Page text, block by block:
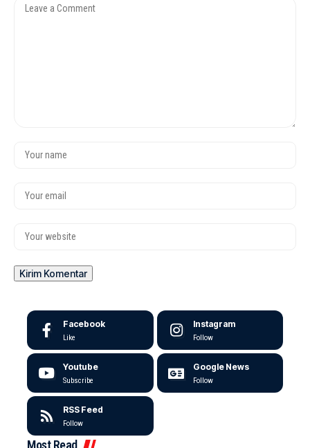
Facebook
Like
Instagram
Follow
Youtube
Subscribe
Google News
Follow
RSS Feed
Follow
Most Read